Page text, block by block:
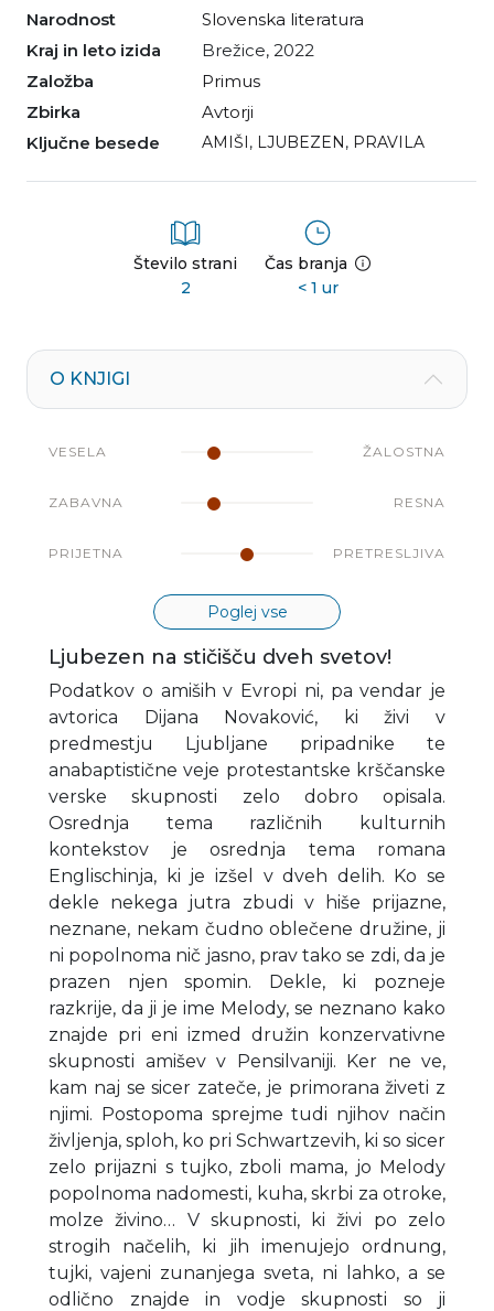
Narodnost
slovenska literatura
Kraj in leto izida
Brežice, 2022
Založba
Primus
Zbirka
Avtorji
Ključne besede
AMIŠI, LJUBEZEN, PRAVILA
Število strani
2
Čas branja
< 1 ur
O KNJIGI
VESELA ŽALOSTNA
ZABAVNA RESNA
PRIJETNA PRETRESLJIVA
Poglej vse
Ljubezen na stičišču dveh svetov!
Podatkov o amiših v Evropi ni, pa vendar je
avtorica Dijana Novaković, ki živi v
predmestju Ljubljane pripadnike te
anabaptistične veje protestantske krščanske
verske skupnosti zelo dobro opisala.
Osrednja tema različnih kulturnih
kontekstov je osrednja tema romana
Englischinja, ki je izšel v dveh delih. Ko se
dekle nekega jutra zbudi v hiše prijazne,
neznane, nekam čudno oblečene družine, ji
ni popolnoma nič jasno, prav tako se zdi, da je
prazen njen spomin. Dekle, ki pozneje
razkrije, da ji je ime Melody, se neznano kako
znajde pri eni izmed družin konzervativne
skupnosti amišev v Pensilvaniji. Ker ne ve,
kam naj se sicer zateče, je primorana živeti z
njimi. Postopoma sprejme tudi njihov način
življenja, sploh, ko pri Schwartzevih, ki so sicer
zelo prijazni s tujko, zboli mama, jo Melody
popolnoma nadomesti, kuha, skrbi za otroke,
molze živino… V skupnosti, ki živi po zelo
strogih načelih, ki jih imenujejo ordnung,
tujki, vajeni zunanjega sveta, ni lahko, a se
odlično znajde in vodje skupnosti so ji